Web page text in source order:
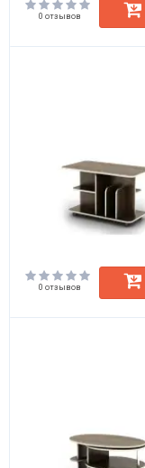
0 отзывов
0 отзывов